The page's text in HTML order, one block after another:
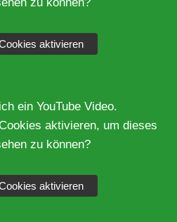
aktivieren
ein YouTube Video.
aktivieren, um dieses
zu können?
aktivieren